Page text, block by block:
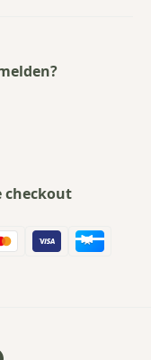
checkout